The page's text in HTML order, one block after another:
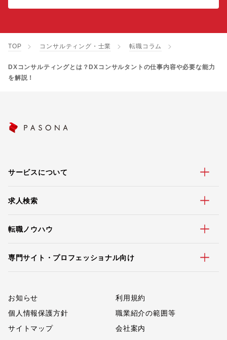
TOP コンサルティング・士業 転職コラム
DXコンサルティングとは？DXコンサルタントの仕事内容や必要な能力
を解説！
サービスについて
求人検索
転職ノウハウ
専門サイト・プロフェッショナル向け
お知らせ
利用規約
個人情報保護方針
職業紹介の範囲等
サイトマップ
会社案内